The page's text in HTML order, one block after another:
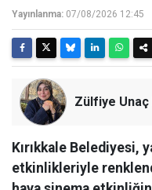
Yayınlanma: 07/08/2026 12:45
Zülfiye Unaç
Kırıkkale Belediyesi,
etkinlikleriyle